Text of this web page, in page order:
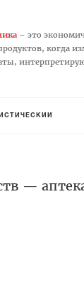
– это
когда
—